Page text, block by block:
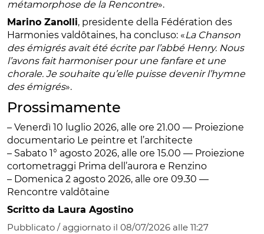
métamorphose de la Rencontre».
Marino Zanolli, presidente della Fédération des
Harmonies valdôtaines, ha concluso: «La Chanson
des émigrés avait été écrite par l’abbé Henry. Nous
l’avons fait harmoniser pour une fanfare et une
chorale. Je souhaite qu’elle puisse devenir l’hymne
des émigrés».
Prossimamente
– Venerdì 10 luglio 2026, alle ore 21.00 — Proiezione
documentario Le peintre et l’architecte
– Sabato 1° agosto 2026, alle ore 15.00 — Proiezione
cortometraggi Prima dell’aurora e Renzino
– Domenica 2 agosto 2026, alle ore 09.30 —
Rencontre valdôtaine
Scritto da Laura Agostino
Pubblicato / aggiornato il 08/07/2026 alle 11:27